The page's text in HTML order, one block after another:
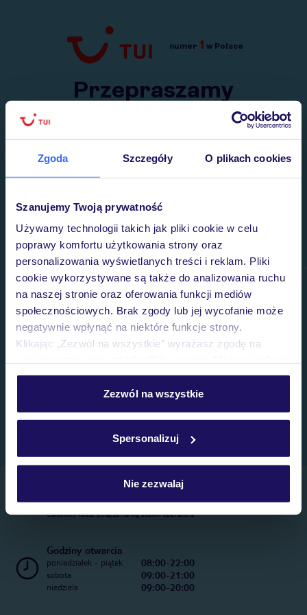
Zgoda Szczegóły O plikach cookies
Szanujemy Twoją prywatność
Używamy technologii takich jak pliki cookie w celu
poprawy komfortu użytkowania strony oraz
personalizowania wyświetlanych treści i reklam. Pliki
cookie wykorzystywane są także do analizowania ruchu
na naszej stronie oraz oferowania funkcji mediów
społecznościowych. Brak zgody lub jej wycofanie może
negatywnie wpłynąć na niektóre funkcje strony.
Klikając „Zezwól na wszystkie” wyrażasz zgodę na
personalizować swój wybór wchodząc w zakładkę
Szczegółowe informacje o plikach cookie znajdziesz
Zezwól na wszystkie
Spersonalizuj
Nie zezwalaj
Przejdź do TUI.pl
numer 1 w Polsce
Przepraszamy
Wysłaliśmy nasz serwis na krótkie wakacje.
Telefoniczne Centrum Rezerwacji
22 270 31 20
Całkowity koszt połączenia wg stawki operatora
Godziny otwarcia
poniedziałek - piątek 08:00-22:00
sobota 09:00-21:00
niedziela 09:00-20:00